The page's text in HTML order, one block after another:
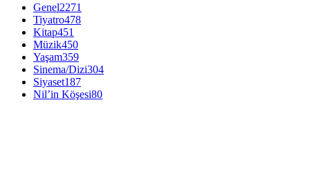
Genel2271
Tiyatro478
Kitap451
Müzik450
Yaşam359
Sinema/Dizi304
Siyaset187
Nil’in Köşesi80